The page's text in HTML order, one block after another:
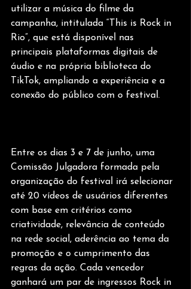
utilizar a música do filme da
campanha, intitulada “This is Rock in
Rio”, que está disponível nas
principais plataformas digitais de
áudio e na própria biblioteca do
TikTok, ampliando a experiência e a
conexão do público com o festival.
Entre os dias 3 e 7 de junho, uma
Comissão Julgadora formada pela
organização do festival irá selecionar
até 20 vídeos de usuários diferentes
com base em critérios como
criatividade, relevância de conteúdo
na rede social, aderência ao tema da
promoção e o cumprimento das
regras da ação. Cada vencedor
ganhará um par de ingressos Rock in